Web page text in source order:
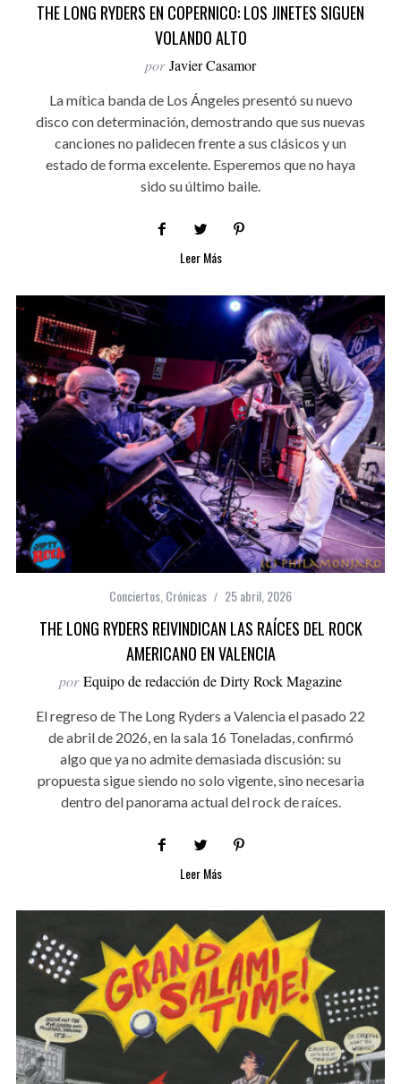
THE LONG RYDERS EN COPERNICO: LOS JINETES SIGUEN
VOLANDO ALTO
por Javier Casamor
La mítica banda de Los Ángeles presentó su nuevo
disco con determinación, demostrando que sus nuevas
canciones no palidecen frente a sus clásicos y un
estado de forma excelente. Esperemos que no haya
sido su último baile.
Leer Más
Conciertos Crónicas 25 abril, 2026
THE LONG RYDERS REIVINDICAN LAS RAÍCES DEL ROCK
AMERICANO EN VALENCIA
por Equipo de redacción de Dirty Rock Magazine
El regreso de The Long Ryders a Valencia el pasado 22
de abril de 2026, en la sala 16 Toneladas, confirmó
algo que ya no admite demasiada discusión: su
propuesta sigue siendo no solo vigente, sino necesaria
dentro del panorama actual del rock de raíces.
Leer Más